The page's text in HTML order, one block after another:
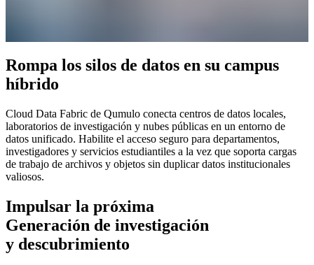
Rompa los silos de datos en su campus
híbrido
Cloud Data Fabric de Qumulo conecta centros de datos locales,
laboratorios de investigación y nubes públicas en un entorno de
datos unificado. Habilite el acceso seguro para departamentos,
investigadores y servicios estudiantiles a la vez que soporta cargas
de trabajo de archivos y objetos sin duplicar datos institucionales
valiosos.
Impulsar la próxima
Generación de investigación
y descubrimiento